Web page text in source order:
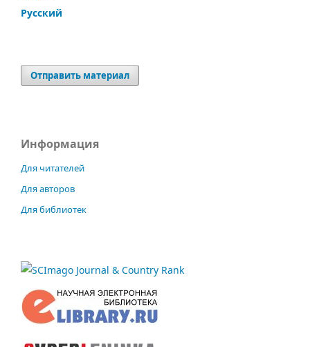
Русский
Отправить материал
Информация
Для читателей
Для авторов
Для библиотек